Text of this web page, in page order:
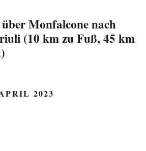
Monfalcone nach
(10 km zu Fuß, 45 km
2023